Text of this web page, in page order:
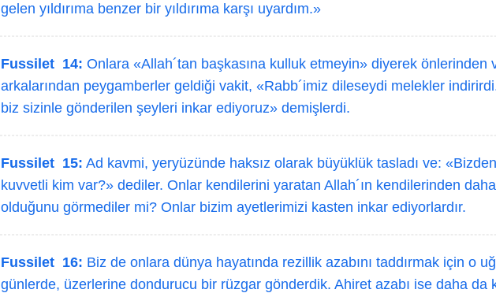
gelen yıldırıma benzer bir yıldırıma karşı uyardım.»
Fussilet 14: Onlara «Allah´tan başkasına kulluk etmeyin» diyerek önlerinden
arkalarından peygamberler geldiği vakit, «Rabb´imiz dileseydi melekler
biz sizinle gönderilen şeyleri inkar ediyoruz» demişlerdi.
Fussilet 15: Ad kavmi, yeryüzünde haksız olarak büyüklük tasladı ve:
kuvvetli kim var?» dediler. Onlar kendilerini yaratan Allah´ın kendilerinden
olduğunu görmediler mi? Onlar bizim ayetlerimizi kasten inkar ediyorlardır.
Fussilet 16: Biz de onlara dünya hayatında rezillik azabını taddırmak için o
günlerde, üzerlerine dondurucu bir rüzgar gönderdik. Ahiret azabı ise daha da